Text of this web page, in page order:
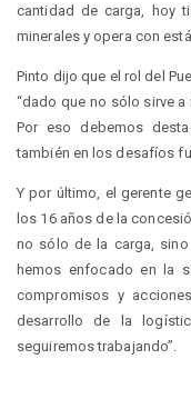
cantidad de carga, hoy
minerales y opera con
Pinto dijo que el rol del
“dado que no sólo sirve a
Por eso debemos
también en los desafíos
Y por último, el gerente
los 16 años de la
no sólo de la carga,
hemos enfocado en la
compromisos y
desarrollo de la
seguiremos trabajando”.